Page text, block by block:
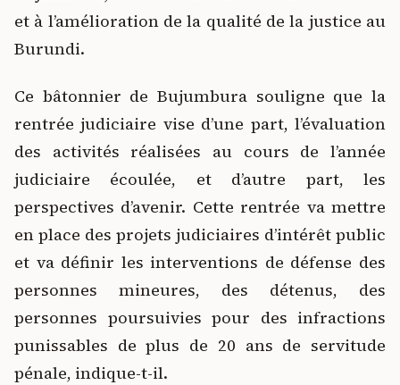
et à l’amélioration de la qualité de la justice au
Burundi.
Ce bâtonnier de Bujumbura souligne que la
rentrée judiciaire vise d’une part, l’évaluation
des activités réalisées au cours de l’année
judiciaire écoulée, et d’autre part, les
perspectives d’avenir. Cette rentrée va mettre
en place des projets judiciaires d’intérêt public
et va définir les interventions de défense des
personnes mineures, des détenus, des
personnes poursuivies pour des infractions
punissables de plus de 20 ans de servitude
pénale, indique-t-il.